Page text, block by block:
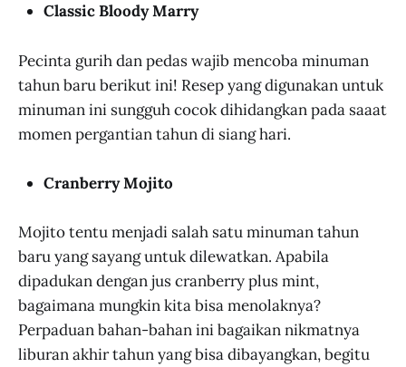
Classic Bloody Marry
Pecinta gurih dan pedas wajib mencoba minuman
tahun baru berikut ini! Resep yang digunakan untuk
minuman ini sungguh cocok dihidangkan pada saaat
momen pergantian tahun di siang hari.
Cranberry Mojito
Mojito tentu menjadi salah satu minuman tahun
baru yang sayang untuk dilewatkan. Apabila
dipadukan dengan jus cranberry plus mint,
bagaimana mungkin kita bisa menolaknya?
Perpaduan bahan-bahan ini bagaikan nikmatnya
liburan akhir tahun yang bisa dibayangkan, begitu